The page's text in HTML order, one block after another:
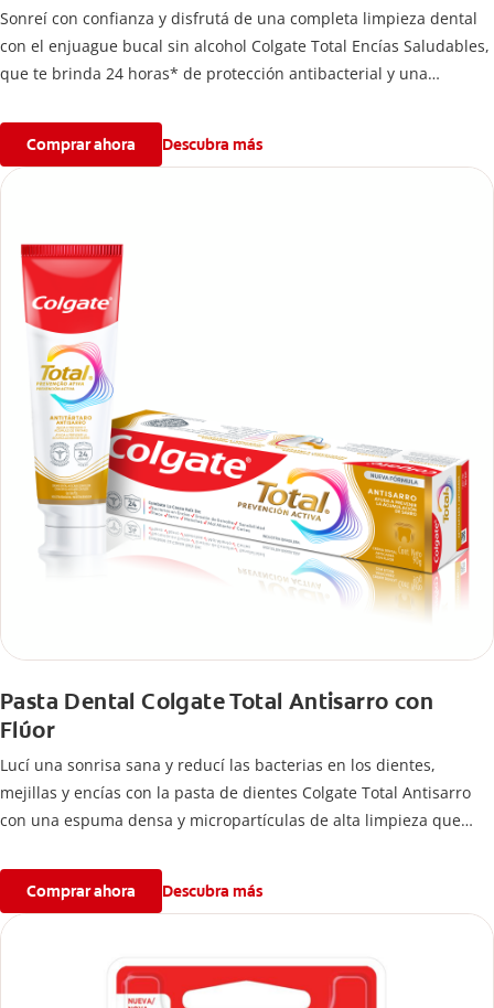
Sonreí con confianza y disfrutá de una completa limpieza dental
con el enjuague bucal sin alcohol Colgate Total Encías Saludables,
que te brinda 24 horas* de protección antibacterial y una
Comprar ahora Descubra más
Pasta Dental Colgate Total Antisarro con
Flúor
Lucí una sonrisa sana y reducí las bacterias en los dientes,
mejillas y encías con la pasta de dientes Colgate Total Antisarro
con una espuma densa y micropartículas de alta limpieza que
Comprar ahora Descubra más